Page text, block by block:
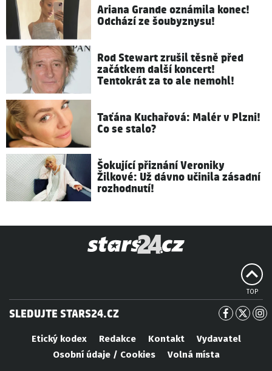
Ariana Grande oznámila konec!
Odchází ze šoubyznysu!
Rod Stewart zrušil těsně před
začátkem další koncert!
Tentokrát za to ale nemohl!
Taťána Kuchařová: Malér v Plzni!
Co se stalo?
Šokující přiznání Veroniky
Žilkové: Už dávno učinila zásadní
rozhodnutí!
TOP
SLEDUJTE STARS24.CZ
Etický kodex Redakce Kontakt
Vydavatel
Osobní údaje / Cookies
Volná místa